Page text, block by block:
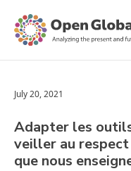
July 20, 2021
Adapter les
veiller au
que nous